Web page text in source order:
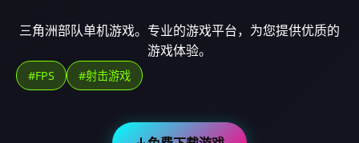
三角洲部队单机游戏。专业的游戏平台，为您提供优质的
游戏体验。
#FPS #射击游戏